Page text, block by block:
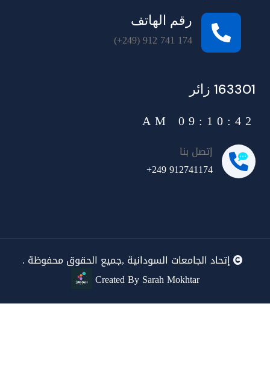
رقم الهاتف
(+249) 912 741 174
163301 زائر
09:10:42 AM
إتصل بنا
+249 912741174
إتحاد الجامعات السودانية ,جميع الحقوق محفوظة .
Created By Sarah Mokhtar